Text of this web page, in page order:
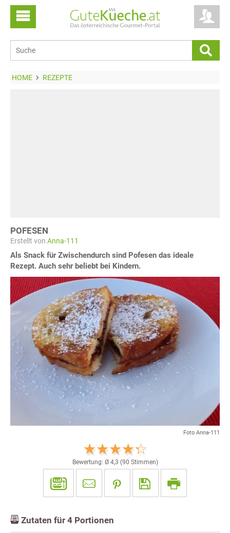
HOME REZEPTE
POFESEN
Erstellt von Anna-111
Als Snack für Zwischendurch sind Pofesen das ideale
Rezept. Auch sehr beliebt bei Kindern.
Foto Anna-111
Bewertung: Ø 4,3 (90 Stimmen)
Zutaten für 4 Portionen